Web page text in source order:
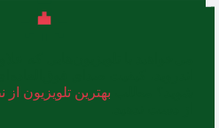
بهترین تلویزیون